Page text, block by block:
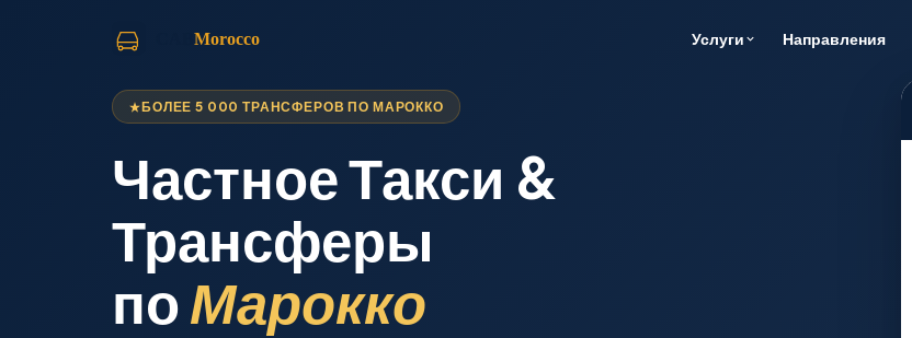
Услуги Направления
БОЛЕЕ 5 000 ТРАНСФЕРОВ ПО МАРОККО
Частное Такси &
Трансферы
поМарокко